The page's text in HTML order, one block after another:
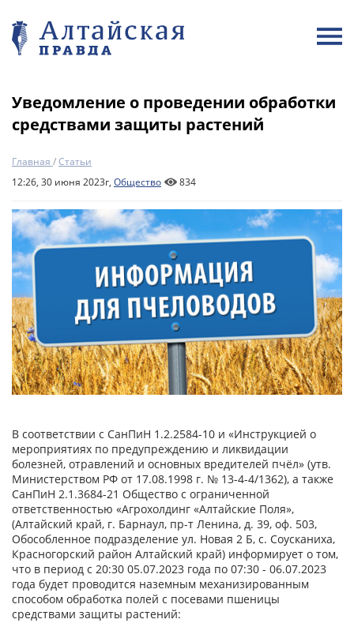
Уведомление о проведении обработки
средствами защиты растений
Главная /Статьи
12:26, 30 июня 2023г, Общество 834
В соответствии с СанПиН 1.2.2584-10 и «Инструкцией о
мероприятиях по предупреждению и ликвидации
болезней, отравлений и основных вредителей пчёл» (утв.
Министерством РФ от 17.08.1998 г. № 13-4-4/1362), а также
СанПиН 2.1.3684-21 Общество с ограниченной
ответственностью «Агрохолдинг «Алтайские Поля»,
(Алтайский край, г. Барнаул, пр-т Ленина, д. 39, оф. 503,
Обособленное подразделение ул. Новая 2 Б, с. Соусканиха,
Красногорский район Алтайский край) информирует о том,
что в период с 20:30 05.07.2023 года по 07:30 - 06.07.2023
года будет проводится наземным механизированным
способом обработка полей с посевами пшеницы
средствами защиты растений: